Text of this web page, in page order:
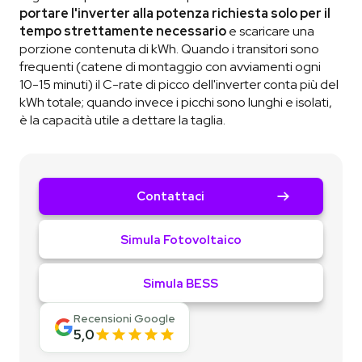
portare l'inverter alla potenza richiesta solo per il
tempo strettamente necessarioe scaricare una
porzione contenuta di kWh. Quando i transitori sono
frequenti (catene di montaggio con avviamenti ogni
10-15 minuti) il C-rate di picco dell'inverter conta più del
kWh totale; quando invece i picchi sono lunghi e isolati,
è la capacità utile a dettare la taglia.
Contattaci
Simula Fotovoltaico
Simula BESS
Recensioni Google
5,0